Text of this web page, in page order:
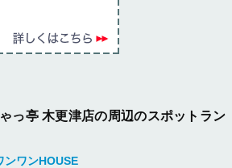
っ亭 木更津店の周辺のスポットラン
ンワンHOUSE